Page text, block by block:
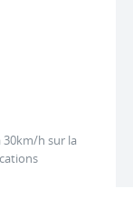
30km/h sur la